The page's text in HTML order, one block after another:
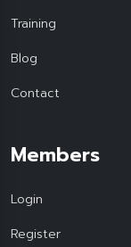
Training
Blog
Contact
Members
Login
Register